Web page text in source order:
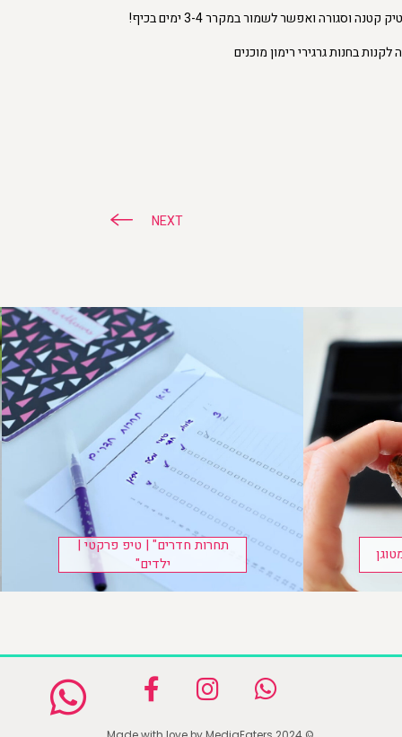
וסגורה ואפשר לשמור במקרר 3-4 ימים בכיף!
בחנות גרגירי רימון מוכנים
NEXT
תחרות חדרים" | טיפ פרקטי |
ילדים"